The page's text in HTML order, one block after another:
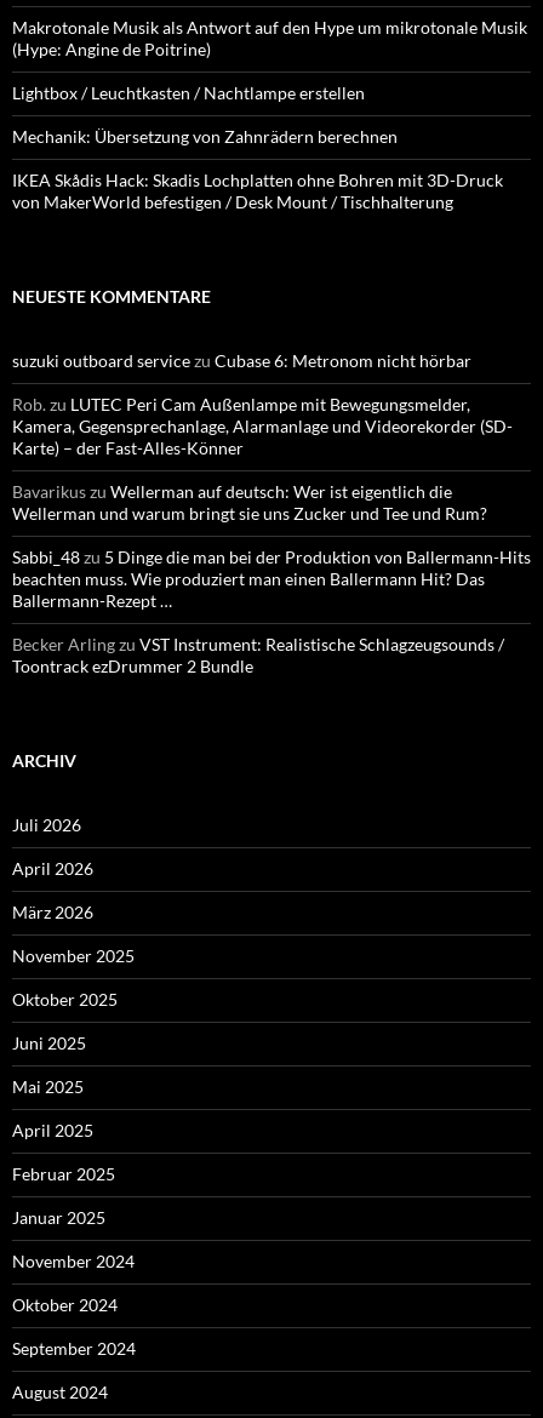
Makrotonale Musik als Antwort auf den Hype um mikrotonale Musik
(Hype: Angine de Poitrine)
Lightbox / Leuchtkasten / Nachtlampe erstellen
Mechanik: Übersetzung von Zahnrädern berechnen
IKEA Skådis Hack: Skadis Lochplatten ohne Bohren mit 3D-Druck
von MakerWorld befestigen / Desk Mount / Tischhalterung
NEUESTE KOMMENTARE
suzuki outboard servicezu Cubase 6: Metronom nicht hörbar
Rob.zu LUTEC Peri Cam Außenlampe mit Bewegungsmelder,
Kamera, Gegensprechanlage, Alarmanlage und Videorekorder (SD-
Karte) – der Fast-Alles-Könner
Bavarikuszu Wellerman auf deutsch: Wer ist eigentlich die
Wellerman und warum bringt sie uns Zucker und Tee und Rum?
Sabbi_48zu 5 Dinge die man bei der Produktion von Ballermann-Hits
beachten muss. Wie produziert man einen Ballermann Hit? Das
Ballermann-Rezept …
Becker Arlingzu VST Instrument: Realistische Schlagzeugsounds /
Toontrack ezDrummer 2 Bundle
ARCHIV
Juli 2026
April 2026
März 2026
November 2025
Oktober 2025
Juni 2025
Mai 2025
April 2025
Februar 2025
Januar 2025
November 2024
Oktober 2024
September 2024
August 2024